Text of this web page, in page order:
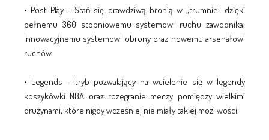
• Post Play - Stań się prawdziwą bronią w „trumnie" dzięki
pełnemu 360 stopniowemu systemowi ruchu zawodnika,
innowacyjnemu systemowi obrony oraz nowemu arsenałowi
ruchów
• Legends - tryb pozwalający na wcielenie się w legendy
koszykówki NBA oraz rozegranie meczy pomiędzy wielkimi
drużynami, które nigdy wcześniej nie miały takiej możliwości.